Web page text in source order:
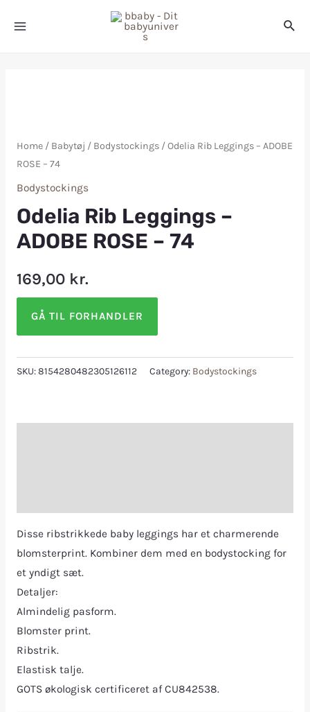
Home/ Babytøj / Bodystockings/ Odelia Rib Leggings – ADOBE
ROSE – 74
Bodystockings
Odelia Rib Leggings –
ADOBE ROSE – 74
169,00 kr.
GÅ TIL FORHANDLER
SKU:8154280482305126112 Category: Bodystockings
Disse ribstrikkede baby leggings har et charmerende
blomsterprint. Kombiner dem med en bodystocking for
et yndigt sæt.
Detaljer:
Almindelig pasform.
Blomster print.
Ribstrik.
Elastisk talje.
GOTS økologisk certificeret af CU842538.